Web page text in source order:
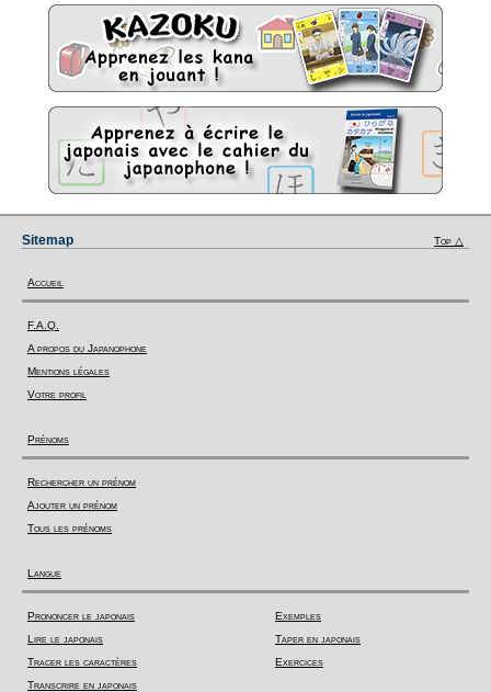
Sitemap Top △
Accueil
F.A.Q.
A propos du Japanophone
Mentions légales
Votre profil
Prénoms
Rechercher un prénom
Ajouter un prénom
Tous les prénoms
Langue
Prononcer le japonais
Lire le japonais
Tracer les caractères
Transcrire en japonais
Exemples
Taper en japonais
Exercices